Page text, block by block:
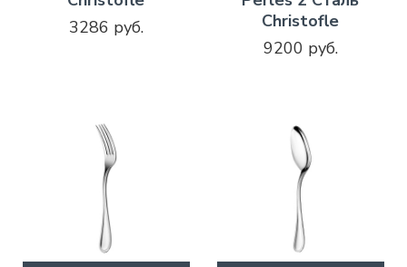
3286 руб.
Christofle
9200 руб.